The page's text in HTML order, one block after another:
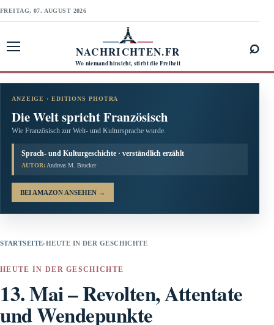
FREITAG, 07. AUGUST 2026
NACHRICHTEN.FR
Wo niemand hinsieht, stirbt die Freiheit
⌕
ANZEIGE · EDITIONS PHOTRA
Die Welt spricht Französisch
Wie Französisch zur Welt- und Kultursprache wurde.
Sprach- und Kulturgeschichte · verständlich erzählt
AUTOR: Andreas M. Brucker
BEI AMAZON ANSEHEN →
STARTSEITE›HEUTE IN DER GESCHICHTE
HEUTE IN DER GESCHICHTE
13. Mai – Revolten, Attentate
und Wendepunkte